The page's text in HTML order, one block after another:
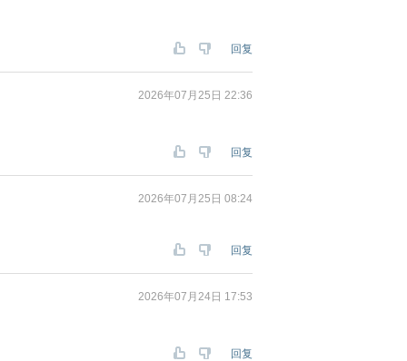
回复
2026年07月25日 22:36
回复
2026年07月25日 08:24
回复
2026年07月24日 17:53
回复